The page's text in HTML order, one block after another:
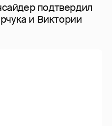
подтвердил
и Виктории